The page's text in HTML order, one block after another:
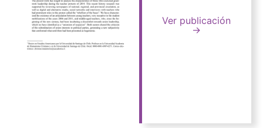
Ver publicación
→